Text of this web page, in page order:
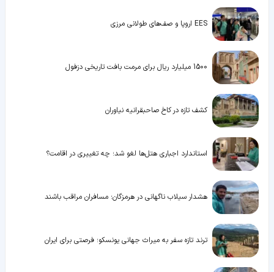
EES اروپا و صف‌های طولانی مرزی
1500 میلیارد ریال برای مرمت بافت تاریخی دزفول
کشف تازه در کاخ صاحبقرانیه نیاوران
استاندارد اجباری هتل‌ها لغو شد؛ چه تغییری در اقامت؟
هشدار سیلاب ناگهانی در هرمزگان؛ مسافران مراقب باشند
ترند تازه سفر به میراث جهانی یونسکو؛ فرصتی برای ایران